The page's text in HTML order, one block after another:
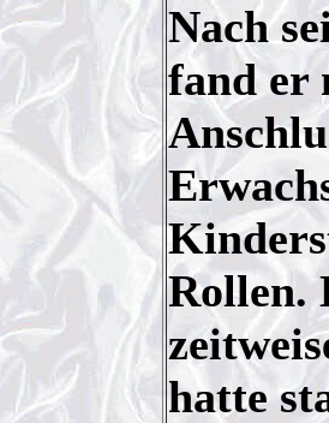
Nach
fand er
Rollen.
hatte